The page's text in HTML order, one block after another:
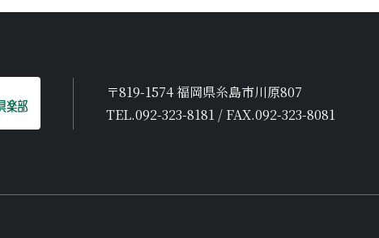
アクセス
〒819-1574 福岡県糸島市川原807
TEL.092-323-8181 / FAX.092-323-8081